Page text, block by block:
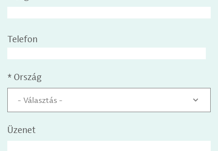
Telefon
* Ország
- Választás -
Üzenet